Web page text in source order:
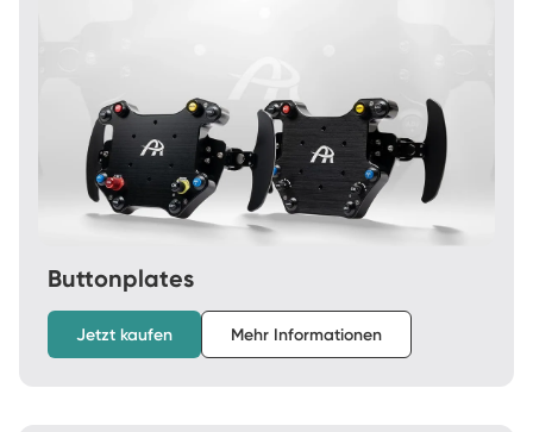
Buttonplates
Jetzt kaufen Mehr Informationen